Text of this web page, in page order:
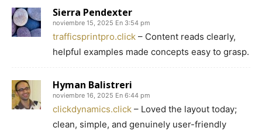
Sierra Pendexter
noviembre 15, 2025 En 3:54 pm
trafficsprintpro.click – Content reads clearly,
helpful examples made concepts easy to grasp.
Hyman Balistreri
noviembre 16, 2025 En 6:44 pm
clickdynamics.click – Loved the layout today;
clean, simple, and genuinely user-friendly